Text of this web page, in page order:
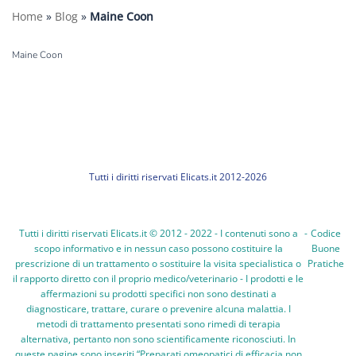
Home » Blog » Maine Coon
Maine Coon
Tutti i diritti riservati Elicats.it 2012-2026
Tutti i diritti riservati Elicats.it © 2012 - 2022 - I contenuti sono a
scopo informativo e in nessun caso possono costituire la
prescrizione di un trattamento o sostituire la visita specialistica o
il rapporto diretto con il proprio medico/veterinario - I prodotti e le
affermazioni su prodotti specifici non sono destinati a
diagnosticare, trattare, curare o prevenire alcuna malattia. I
metodi di trattamento presentati sono rimedi di terapia
alternativa, pertanto non sono scientificamente riconosciuti. In
- Codice
Buone
Pratiche